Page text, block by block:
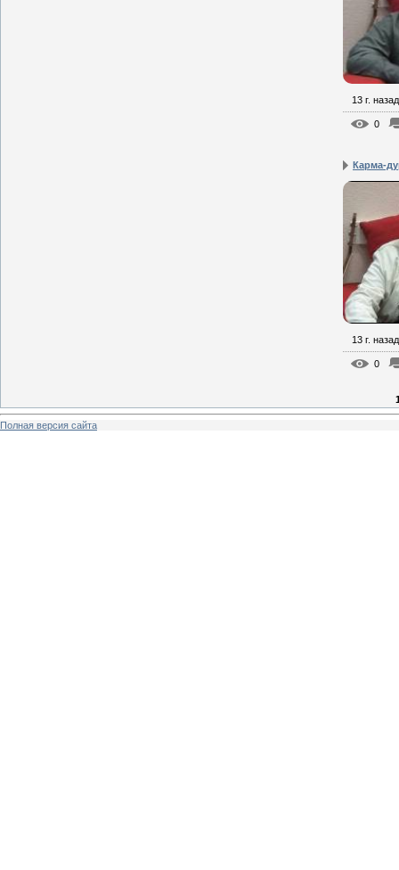
13 г. назад
0
Карма-
13 г. назад
0
Полная версия сайта